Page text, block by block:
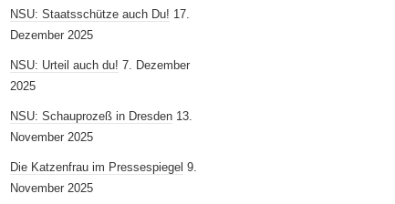
NSU: Staatsschütze auch Du! 17.
Dezember 2025
NSU: Urteil auch du! 7. Dezember
2025
NSU: Schauprozeß in Dresden 13.
November 2025
Die Katzenfrau im Pressespiegel 9.
November 2025